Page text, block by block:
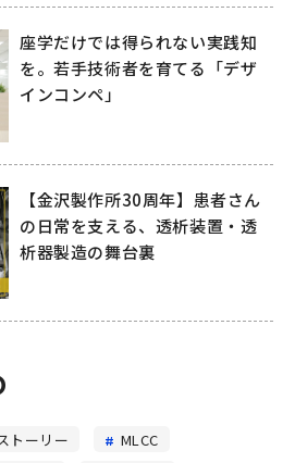
座学だけでは得られない実践知
を。若手技術者を育てる「デザ
インコンペ」
【金沢製作所30周年】患者さん
の日常を支える、透析装置・透
析器製造の舞台裏
トーリー
MLCC